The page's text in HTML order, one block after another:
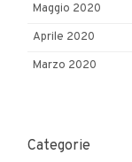
Maggio 2020
Aprile 2020
Marzo 2020
Categorie